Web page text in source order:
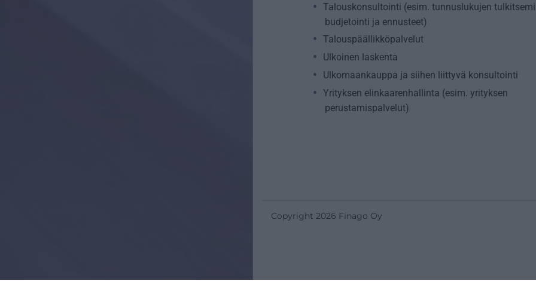
Talouskonsultointi (esim. tunnuslukujen
budjetointi ja ennusteet)
Talouspäällikköpalvelut
Ulkoinen laskenta
Ulkomaankauppa ja siihen liittyvä konsultointi
Yrityksen elinkaarenhallinta (esim. yrityksen
perustamispalvelut)
Copyright 2026 Finago Oy